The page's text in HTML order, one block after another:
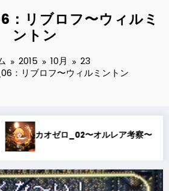
：リブロフ〜ウィルミ
ントン
2015 10月
23
：リブロフ〜ウィルミントン
察〜 カオゼロ_01〜どストライ